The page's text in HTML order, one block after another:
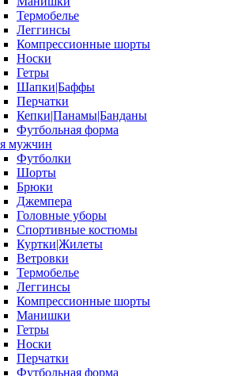
Термобелье
Леггинсы
Компрессионные шорты
Носки
Гетры
Шапки|Баффы
Перчатки
Кепки|Панамы|Банданы
Футбольная форма
мужчин
Футболки
Шорты
Брюки
Джемпера
Головные уборы
Спортивные костюмы
Куртки|Жилеты
Ветровки
Термобелье
Леггинсы
Компрессионные шорты
Манишки
Гетры
Носки
Перчатки
Футбольная форма